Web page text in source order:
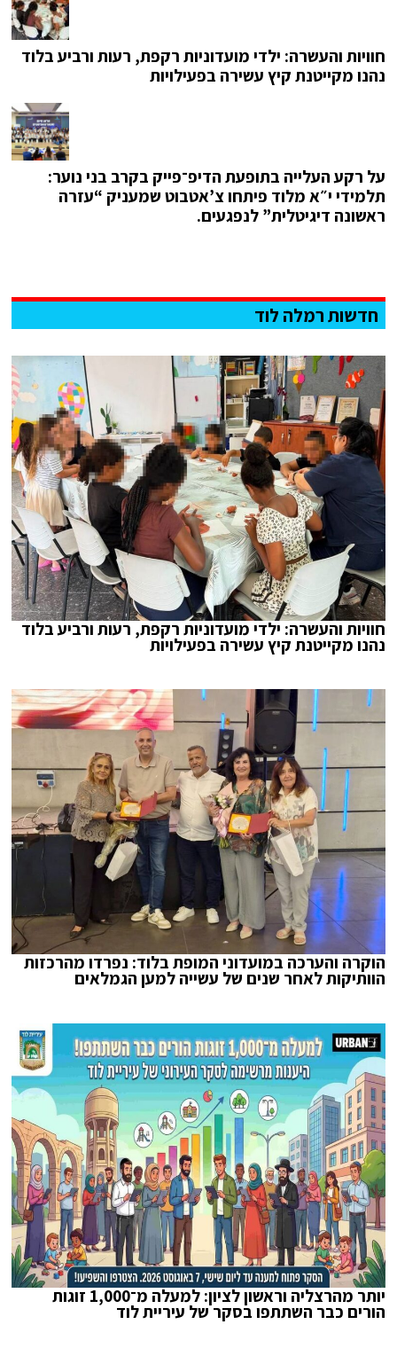
חוויות והעשרה: ילדי מועדוניות רקפת, רעות ורביע בלוד
נהנו מקייטנת קיץ עשירה בפעילויות
על רקע העלייה בתופעת הדיפ־פייק בקרב בני נוער:
תלמידי י״א מלוד פיתחו צ’אטבוט שמעניק “עזרה
ראשונה דיגיטלית” לנפגעים.
חדשות רמלה לוד
חוויות והעשרה: ילדי מועדוניות רקפת, רעות ורביע בלוד
נהנו מקייטנת קיץ עשירה בפעילויות
הוקרה והערכה במועדוני המופת בלוד: נפרדו מהרכזות
הוותיקות לאחר שנים של עשייה למען הגמלאים
יותר מהרצליה וראשון לציון: למעלה מ־1,000 זוגות
הורים כבר השתתפו בסקר של עיריית לוד